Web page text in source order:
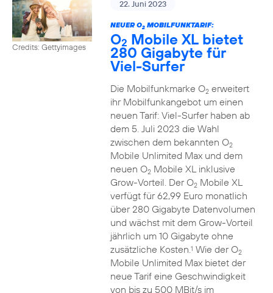
Credits: Gettyimages
22. Juni 2023
NEUER O2MOBILFUNKTARIF:
O2 Mobile XL bietet
280 Gigabyte für
Viel-Surfer
Die Mobilfunkmarke O2erweitert
ihr Mobilfunkangebot um einen
neuen Tarif: Viel-Surfer haben ab
dem 5. Juli 2023 die Wahl
zwischen dem bekannten O2
Mobile Unlimited Max und dem
neuen O2Mobile XL inklusive
Grow-Vorteil. Der O2Mobile XL
verfügt für 62,99 Euro monatlich
über 280 Gigabyte Datenvolumen
und wächst mit dem Grow-Vorteil
jährlich um 10 Gigabyte ohne
zusätzliche Kosten.1 Wie der O2
Mobile Unlimited Max bietet der
neue Tarif eine Geschwindigkeit
von bis zu 500 MBit/s im